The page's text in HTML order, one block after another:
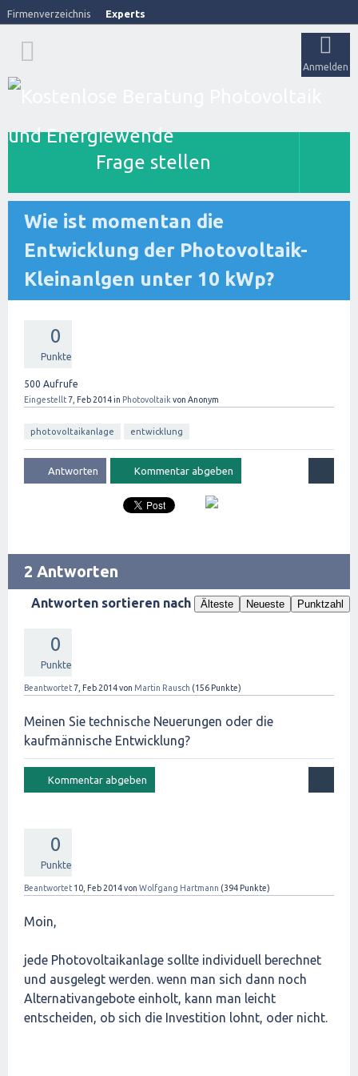
Firmenverzeichnis Experts
Anmelden
Frage stellen
Wie ist momentan die
Entwicklung der Photovoltaik-
Kleinanlgen unter 10 kWp?
0
Punkte
500 Aufrufe
Eingestellt7, Feb 2014in Photovoltaik von Anonym
photovoltaikanlage entwicklung
2 Antworten
Antworten sortieren nach Älteste Neueste Punktzahl
0
Punkte
Beantwortet7, Feb 2014von Martin Rausch (156 Punkte)
Meinen Sie technische Neuerungen oder die
kaufmännische Entwicklung?
0
Punkte
Beantwortet 10, Feb 2014von Wolfgang Hartmann (394 Punkte)
Moin,
jede Photovoltaikanlage sollte individuell berechnet
und ausgelegt werden. wenn man sich dann noch
Alternativangebote einholt, kann man leicht
entscheiden, ob sich die Investition lohnt, oder nicht.